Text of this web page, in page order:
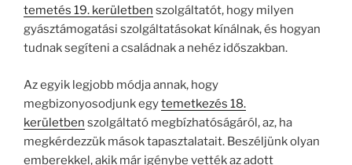
temetés 19. kerületben szolgáltatót, hogy milyen
gyásztámogatási szolgáltatásokat kínálnak, és hogyan
tudnak segíteni a családnak a nehéz időszakban.
Az egyik legjobb módja annak, hogy
megbizonyosodjunk egytemetkezés 18.
kerületben szolgáltató megbízhatóságáról, az, ha
megkérdezzük mások tapasztalatait. Beszéljünk olyan
emberekkel, akik már igénybe vették az adott